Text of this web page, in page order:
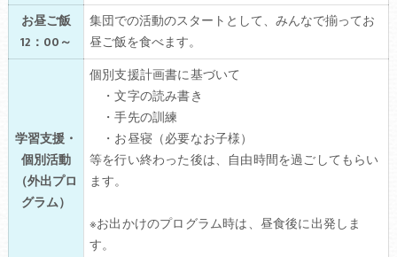
お昼ご飯
12：00～
集団での活動のスタートとして、みんなで揃ってお
昼ご飯を食べます。
学習支援・
個別活動
（外出プロ
グラム）
個別支援計画書に基づいて
・文字の読み書き
・手先の訓練
・お昼寝（必要なお子様）
等を行い終わった後は、自由時間を過ごしてもらい
ます。
※お出かけのプログラム時は、昼食後に出発しま
す。